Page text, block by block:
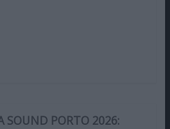
SOUND PORTO 2026: